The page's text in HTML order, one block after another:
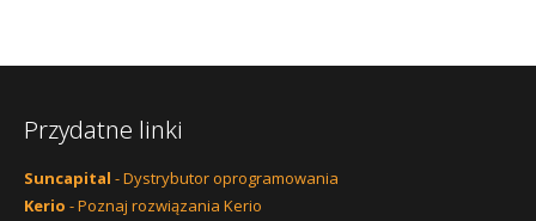
Przydatne linki
Suncapital - Dystrybutor oprogramowania
Kerio - Poznaj rozwiązania Kerio